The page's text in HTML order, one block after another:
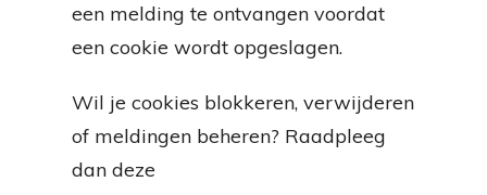
een melding te ontvangen voordat
een cookie wordt opgeslagen.
Wil je cookies blokkeren, verwijderen
of meldingen beheren? Raadpleeg
dan deze